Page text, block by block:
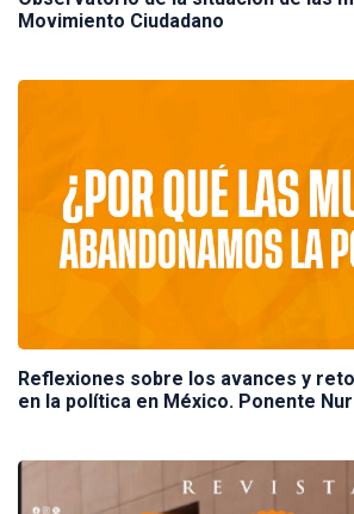
Movimiento Ciudadano
Reflexiones sobre los avances y
en la política en México. Ponente